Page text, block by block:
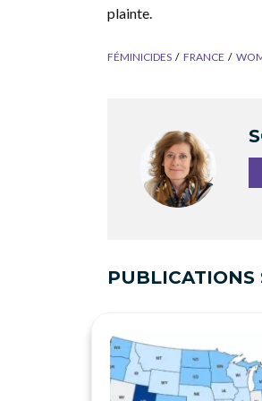
plainte.
FÉMINICIDES FRANCE
PUBLICATIONS